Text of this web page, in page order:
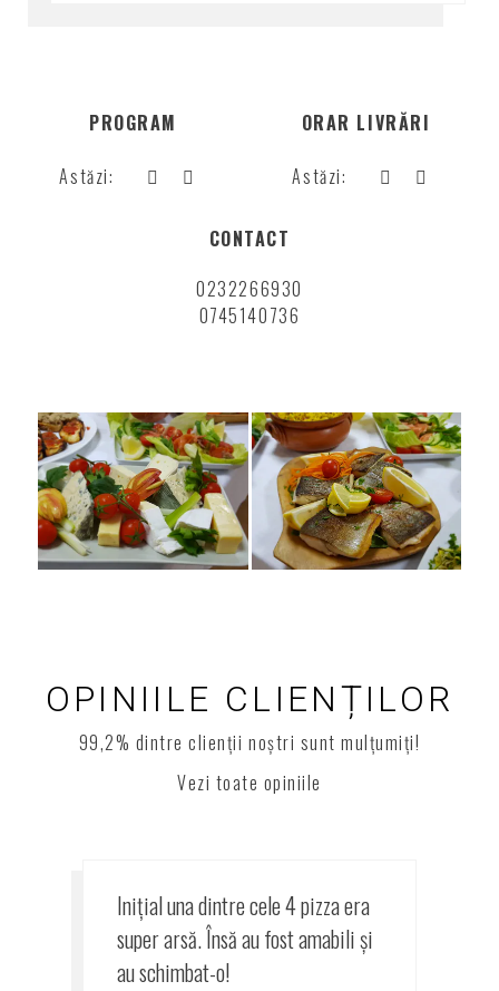
Despre noi
PROGRAM
Astăzi:
ORAR LIVRĂRI
Astăzi:
CONTACT
0232266930
0745140736
Galerie
OPINIILE CLIENȚILOR
99,2% dintre clienții noștri sunt mulțumiți!
Vezi toate opiniile
Inițial una dintre cele 4 pizza era
super arsă. Însă au fost amabili și
au schimbat-o!